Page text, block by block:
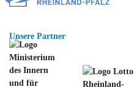
Unsere Partner